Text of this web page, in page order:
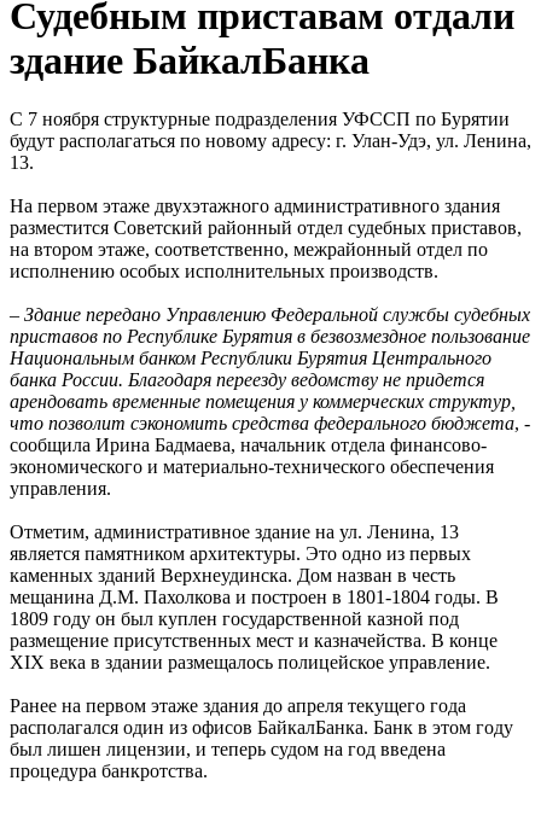
Судебным приставам отдали
здание БайкалБанка
С 7 ноября структурные подразделения УФССП по Бурятии
будут располагаться по новому адресу: г. Улан-Удэ, ул. Ленина,
13.
На первом этаже двухэтажного административного здания
разместится Советский районный отдел судебных приставов,
на втором этаже, соответственно, межрайонный отдел по
исполнению особых исполнительных производств.
– Здание передано Управлению Федеральной службы судебных
приставов по Республике Бурятия в безвозмездное пользование
Национальным банком Республики Бурятия Центрального
банка России. Благодаря переезду ведомству не придется
арендовать временные помещения у коммерческих структур,
что позволит сэкономить средства федерального бюджета, -
сообщила Ирина Бадмаева, начальник отдела финансово-
экономического и материально-технического обеспечения
управления.
Отметим, административное здание на ул. Ленина, 13
является памятником архитектуры. Это одно из первых
каменных зданий Верхнеудинска. Дом назван в честь
мещанина Д.М. Пахолкова и построен в 1801-1804 годы. В
1809 году он был куплен государственной казной под
размещение присутственных мест и казначейства. В конце
XIX века в здании размещалось полицейское управление.
Ранее на первом этаже здания до апреля текущего года
располагался один из офисов БайкалБанка. Банк в этом году
был лишен лицензии, и теперь судом на год введена
процедура банкротства.